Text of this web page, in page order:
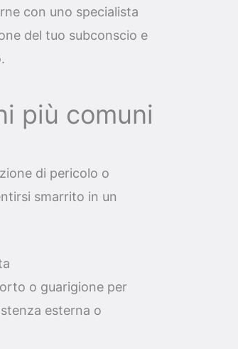
con uno specialista
del tuo subconscio e
più comuni
di pericolo o
smarrito in un
o guarigione per
esterna o